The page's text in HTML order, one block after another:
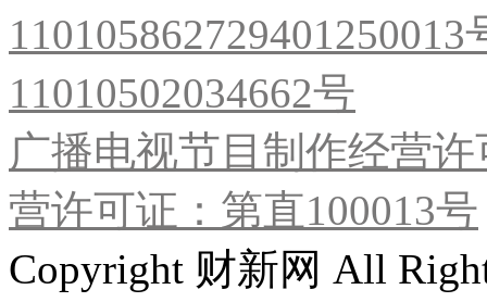
11010502034662号
广播电视节目制作经营
营许可证：第直100013号
Copyright 财新网 All